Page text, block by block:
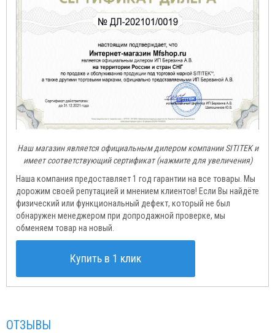
Наш магазин является официальным дилером компании SITITEK и
имеет соответствующий сертификат (нажмите для увеличения)
Наша компания предоставляет 1 год гарантии на все товары. Мы
дорожим своей репутацией и мнением клиентов! Если Вы найдёте
физический или функциональный дефект, который не был
обнаружен менеджером при допродажной проверке, мы
обменяем товар на новый.
Купить в 1 клик
ОТЗЫВЫ